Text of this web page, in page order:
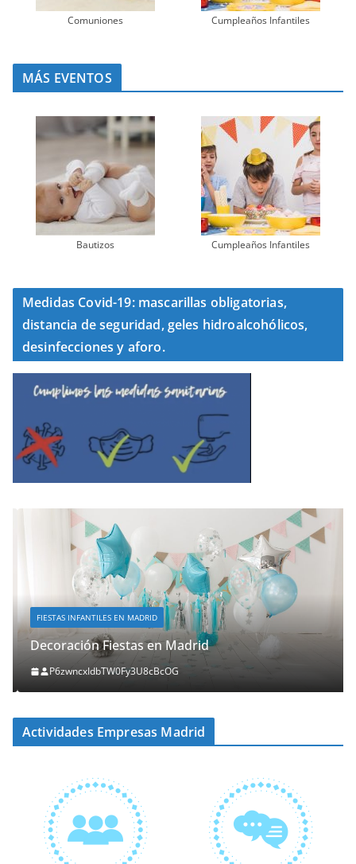
Comuniones Cumpleaños Infantiles
MÁS EVENTOS
Bautizos Cumpleaños Infantiles
Medidas Covid-19: mascarillas obligatorias,
distancia de seguridad, geles hidroalcohólicos,
desinfecciones y aforo.
FIESTAS INFANTILES EN MADRID
Decoración Fiestas en Madrid
P6zwncxIdbTW0Fy3U8cBcOG
Actividades Empresas Madrid